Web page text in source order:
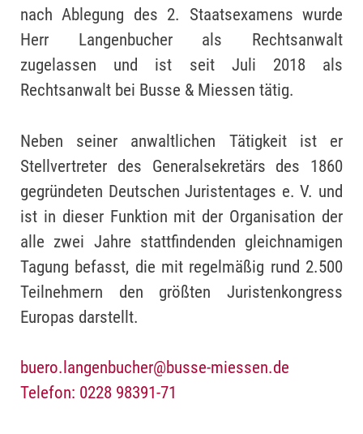
nach Ablegung des 2. Staatsexamens wurde
Herr Langenbucher als Rechtsanwalt
zugelassen und ist seit Juli 2018 als
Rechtsanwalt bei Busse & Miessen tätig.
Neben seiner anwaltlichen Tätigkeit ist er
Stellvertreter des Generalsekretärs des 1860
gegründeten Deutschen Juristentages e. V. und
ist in dieser Funktion mit der Organisation der
alle zwei Jahre stattfindenden gleichnamigen
Tagung befasst, die mit regelmäßig rund 2.500
Teilnehmern den größten Juristenkongress
Europas darstellt.
buero.langenbucher@busse-miessen.de
Telefon: 0228 98391-71